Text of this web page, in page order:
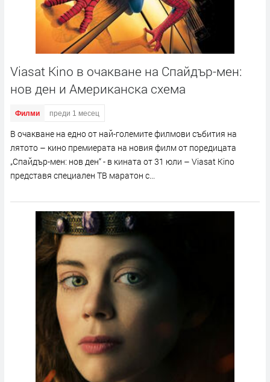
Viasat Kino в очакване на Спайдър-мен:
нов ден и Американска схема
Филми преди 1 месец
В очакване на едно от най-големите филмови събития на
лятото – кино премиерата на новия филм от поредицата
„Спайдър-мен: нов ден“ - в кината от 31 юли – Viasat Kino
представя специален ТВ маратон с...